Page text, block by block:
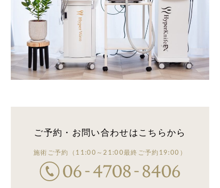
ご予約・お問い合わせはこちらから
施術ご予約 （11:00～21:00最終ご予約19:00）